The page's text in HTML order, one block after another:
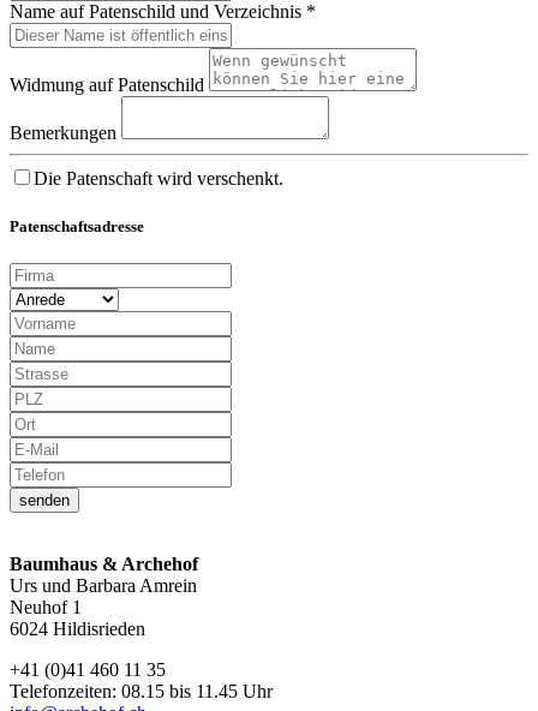
Name auf Patenschild und Verzeichnis *
Widmung auf Patenschild
Bemerkungen
Die Patenschaft wird verschenkt.
Patenschaftsadresse
senden
Baumhaus & Archehof
Urs und Barbara Amrein
Neuhof 1
6024 Hildisrieden
+41 (0)41 460 11 35
Telefonzeiten: 08.15 bis 11.45 Uhr